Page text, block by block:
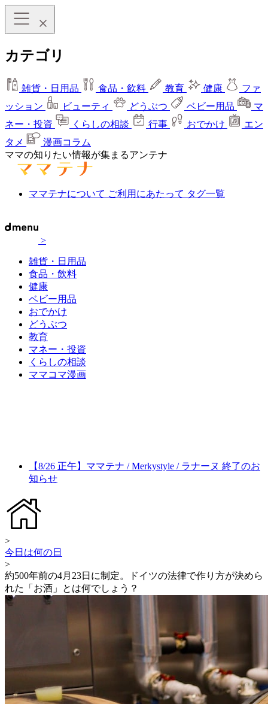
カテゴリ
雑貨・日用品 食品・飲料 教育 健康
ファ
ッション
ビューティ どうぶつ ベビー用品
マ
ネー・投資
くらしの相談 行事 おでかけ
エン
タメ
漫画コラム
ママの知りたい情報が集まるアンテナ
ママテナについて ご利用にあたって タグ一覧
>
雑貨・日用品
食品・飲料
健康
ベビー用品
おでかけ
どうぶつ
教育
マネー・投資
くらしの相談
ママコマ漫画
【8/26 正午】ママテナ / Merkystyle / ラナーヌ 終了のお
知らせ
>
今日は何の日
>
約500年前の4月23日に制定。ドイツの法律で作り方が決めら
れた「お酒」とは何でしょう？